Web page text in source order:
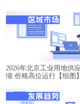
2026年北京工业用地供
缩 价格高位运行【组图】